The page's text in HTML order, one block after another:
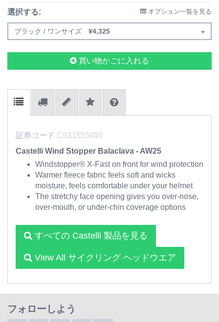
選択する: オプション一覧を見る
ブラック / ワンサイズ ¥4,325
買い物かごに入れる
証券コード CS11555010
Castelli Wind Stopper Balaclava - AW25
Windstopper® X-Fast on front for wind protection
Warmer fleece fabric feels soft and wicks
moisture, feels comfortable under your helmet
The stretchy face opening gives you over-nose,
over-mouth, or under-chin coverage options
すべての Castelli 製品を見る
View All サイクリング ヘッドウエア
フォローしよう